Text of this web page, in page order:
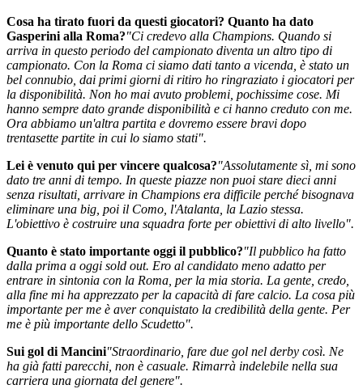
Cosa ha tirato fuori da questi giocatori? Quanto ha dato
Gasperini alla Roma?"Ci credevo alla Champions. Quando si
arriva in questo periodo del campionato diventa un altro tipo di
campionato. Con la Roma ci siamo dati tanto a vicenda, è stato un
bel connubio, dai primi giorni di ritiro ho ringraziato i giocatori per
la disponibilità. Non ho mai avuto problemi, pochissime cose. Mi
hanno sempre dato grande disponibilità e ci hanno creduto con me.
Ora abbiamo un'altra partita e dovremo essere bravi dopo
trentasette partite in cui lo siamo stati".
Lei è venuto qui per vincere qualcosa?"Assolutamente sì, mi sono
dato tre anni di tempo. In queste piazze non puoi stare dieci anni
senza risultati, arrivare in Champions era difficile perché bisognava
eliminare una big, poi il Como, l'Atalanta, la Lazio stessa.
L'obiettivo è costruire una squadra forte per obiettivi di alto livello".
Quanto è stato importante oggi il pubblico?"Il pubblico ha fatto
dalla prima a oggi sold out. Ero al candidato meno adatto per
entrare in sintonia con la Roma, per la mia storia. La gente, credo,
alla fine mi ha apprezzato per la capacità di fare calcio. La cosa più
importante per me è aver conquistato la credibilità della gente. Per
me è più importante dello Scudetto".
Sui gol di Mancini"Straordinario, fare due gol nel derby così. Ne
ha già fatti parecchi, non è casuale. Rimarrà indelebile nella sua
carriera una giornata del genere".